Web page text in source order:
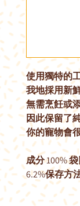
使用獨特的
我地採用新
無需烹飪或
因此保留了
你的寵物會
成分 100%
6.2%保存方